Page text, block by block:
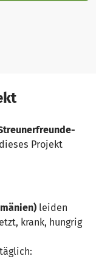
Projekt
leiden
krank, hungrig